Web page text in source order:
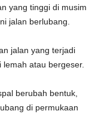
yang tinggi di musim
jalan berlubang.
jalan yang terjadi
atau bergeser.
berubah bentuk,
di permukaan